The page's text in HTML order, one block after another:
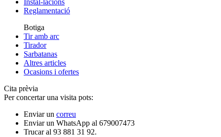
Reglamentació
Botiga
Tir amb arc
Tirador
Sarbatanas
Altres articles
Ocasions i ofertes
Cita prèvia
Per concertar una visita pots:
Enviar un correu
Enviar un WhatsApp al 679007473
Trucar al 93 881 31 92.